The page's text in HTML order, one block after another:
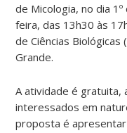
de Micologia, no dia
feira, das 13h30 às
de Ciências Biológicas
Grande.
A atividade é gratuita,
interessados em
proposta é apresentar